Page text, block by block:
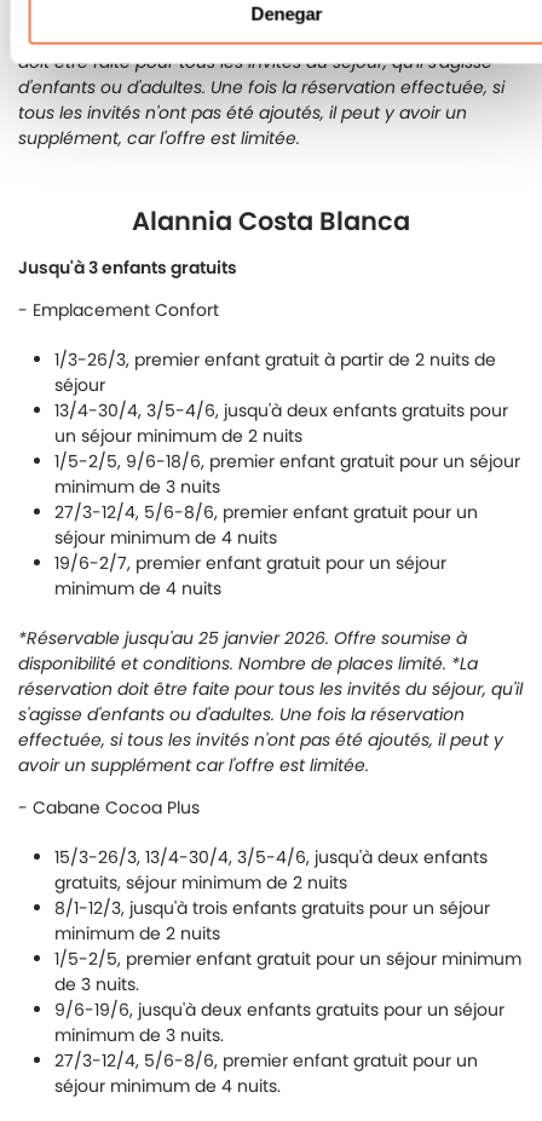
Denegar
*Réservable jusqu'au 25 janvier 2026. Offre soumise à
disponibilité et conditions. Places limitées. *La réservation
doit être faite pour tous les invités du séjour, qu'il s'agisse
d'enfants ou d'adultes. Une fois la réservation effectuée, si
tous les invités n'ont pas été ajoutés, il peut y avoir un
supplément, car l'offre est limitée.
Alannia Costa Blanca
Jusqu'à 3 enfants gratuits
- Emplacement Confort
1/3-26/3, premier enfant gratuit à partir de 2 nuits de
séjour
13/4-30/4, 3/5-4/6, jusqu'à deux enfants gratuits pour
un séjour minimum de 2 nuits
1/5-2/5, 9/6-18/6, premier enfant gratuit pour un séjour
minimum de 3 nuits
27/3-12/4, 5/6-8/6, premier enfant gratuit pour un
séjour minimum de 4 nuits
19/6-2/7, premier enfant gratuit pour un séjour
minimum de 4 nuits
*Réservable jusqu'au 25 janvier 2026. Offre soumise à
disponibilité et conditions. Nombre de places limité. *La
réservation doit être faite pour tous les invités du séjour, qu'il
s'agisse d'enfants ou d'adultes. Une fois la réservation
effectuée, si tous les invités n'ont pas été ajoutés, il peut y
avoir un supplément car l'offre est limitée.
- Cabane Cocoa Plus
15/3-26/3, 13/4-30/4, 3/5-4/6, jusqu'à deux enfants
gratuits, séjour minimum de 2 nuits
8/1-12/3, jusqu'à trois enfants gratuits pour un séjour
minimum de 2 nuits
1/5-2/5, premier enfant gratuit pour un séjour minimum
de 3 nuits.
9/6-19/6, jusqu'à deux enfants gratuits pour un séjour
minimum de 3 nuits.
27/3-12/4, 5/6-8/6, premier enfant gratuit pour un
séjour minimum de 4 nuits.